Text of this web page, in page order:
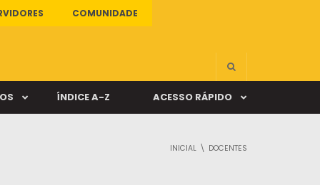
COMUNIDADE
ÍNDICE A-Z ACESSO RÁPIDO
INICIAL DOCENTES